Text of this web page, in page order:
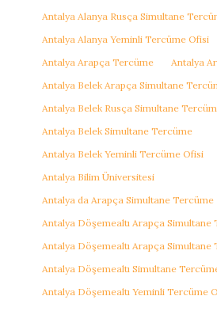
Antalya Alanya Rusça Simultane
Antalya Alanya Yeminli Tercüme Ofisi
Antalya Arapça Tercüme
Antalya
Antalya Belek Arapça Simultane
Antalya Belek Rusça Simultane
Antalya Belek Simultane Tercüme
Antalya Belek Yeminli Tercüme Ofisi
Antalya Bilim Üniversitesi
Antalya da Arapça Simultane Tercüme
Antalya Döşemealtı Arapça Simultane
Antalya Döşemealtı Arapça Simultane
Antalya Döşemealtı Simultane
Antalya Döşemealtı Yeminli Tercüme